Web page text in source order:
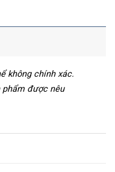
không chính xác.
được nêu